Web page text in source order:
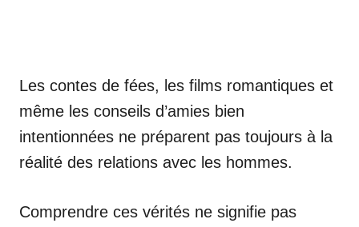
Les contes de fées, les films romantiques et
même les conseils d’amies bien
intentionnées ne préparent pas toujours à la
réalité des relations avec les hommes.
Comprendre ces vérités ne signifie pas